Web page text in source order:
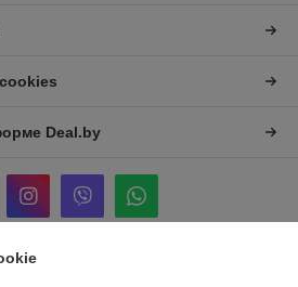
Deal.by